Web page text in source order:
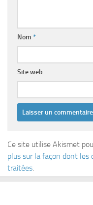
Nom *
Site web
Ce site utilise Akismet
plus sur la façon dont les
traitées